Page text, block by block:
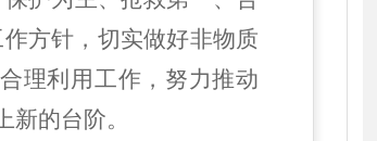
方针，切实做好非物质
理利用工作，努力推动
的台阶。